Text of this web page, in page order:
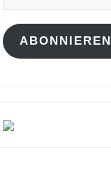
Adresse
ABONNIEREN